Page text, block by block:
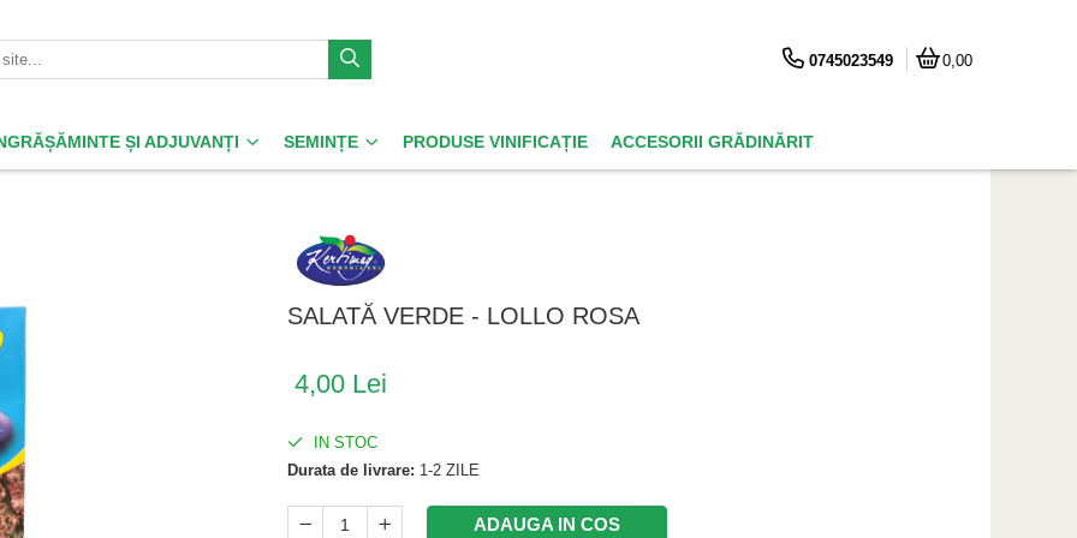
0745023549 0,00
ȘI ADJUVANȚI SEMINȚE PRODUSE VINIFICAȚIE ACCESORII GRĂDINĂRIT
SALATĂ VERDE - LOLLO ROSA
4,00 Lei
IN STOC
Durata de livrare: 1-2 ZILE
ADAUGA IN COS